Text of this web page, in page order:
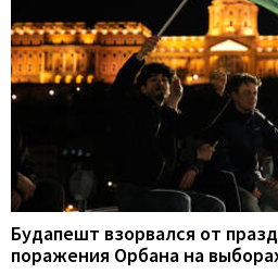
Будапешт взорвался от
поражения Орбана на